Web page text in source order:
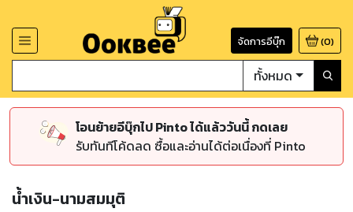
จัดการอีบุ๊ก (0)
ทั้งหมด
โอนย้ายอีบุ๊กไป Pinto ได้แล้ววันนี้ กดเลย
รับทันทีโค้ดลด ซื้อและอ่านได้ต่อเนื่องที่ Pinto
น้ำเงิน-นามสมมุติ